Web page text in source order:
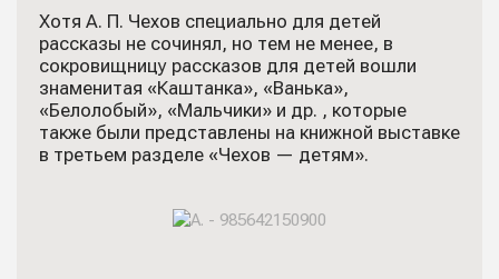
Хотя А. П. Чехов специально для детей
рассказы не сочинял, но тем не менее, в
сокровищницу рассказов для детей вошли
знаменитая «Каштанка», «Ванька»,
«Белолобый», «Мальчики» и др. , которые
также были представлены на книжной выставке
в третьем разделе «Чехов — детям».